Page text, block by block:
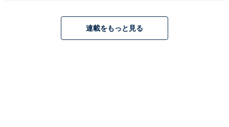
連載をもっと見る